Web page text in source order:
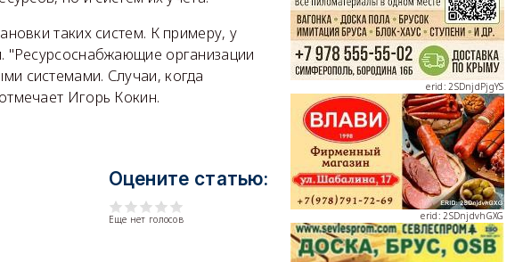
таких систем. К примеру, у
"Ресурсоснабжающие организации
системами. Случаи, когда
Игорь Кокин.
Оцените статью:
Еще нет голосов
erid: 2SDnjdPjgYS
erid: 2SDnjdvhGXG